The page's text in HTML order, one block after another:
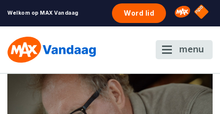
Welkom op MAX Vandaag Word lid Omroep
NPO
menu